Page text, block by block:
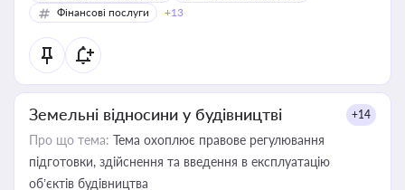
Фінансові послуги
+13
Земельні відносини у будівництві +14
Про що тема: Тема охоплює правове регулювання
підготовки, здійснення та введення в експлуатацію
об’єктів будівництва